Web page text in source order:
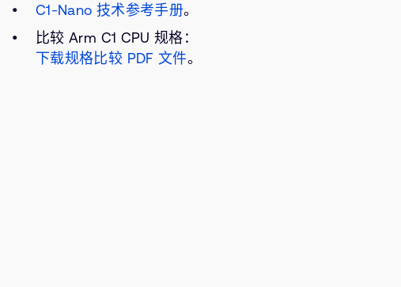
C1-Nano 技术参考手册。
比较 Arm C1 CPU 规格：
下载规格比较 PDF 文件。